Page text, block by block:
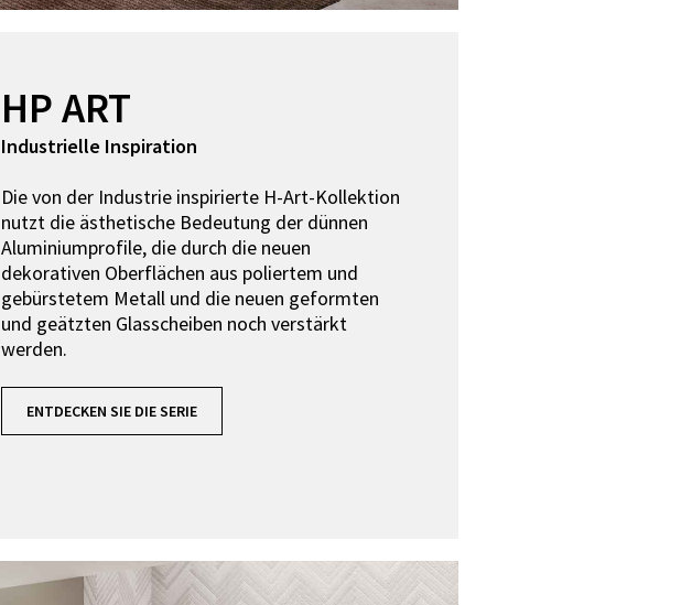
HP ART
Industrielle Inspiration
Die von der Industrie inspirierte H-Art-Kollektion
nutzt die ästhetische Bedeutung der dünnen
Aluminiumprofile, die durch die neuen
dekorativen Oberflächen aus poliertem und
gebürstetem Metall und die neuen geformten
und geätzten Glasscheiben noch verstärkt
werden.
ENTDECKEN SIE DIE SERIE